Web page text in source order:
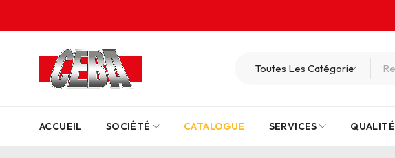
ACCUEIL SOCIÉTÉ CATALOGUE SERVICES QUALITÉ